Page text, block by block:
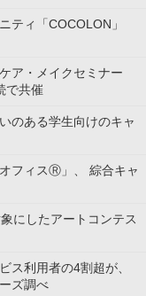
ティ「COCOLON」
ア・メイクセミナー
で共催
のある学生向けのキャ
フィスⓇ」、 綜合キャ
にしたアートコンテス
ス利用者の4割超が、
ズ調べ